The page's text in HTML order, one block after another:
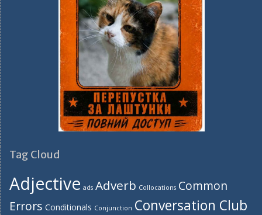
Tag Cloud
Adjective ads Adverb Collocations Common
Errors Conditionals Conjunction Conversation Club